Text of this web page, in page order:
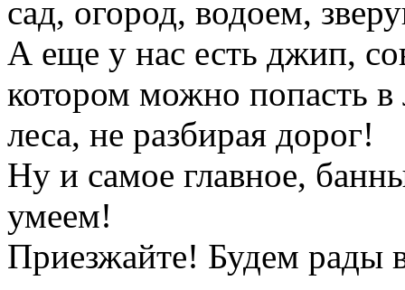
сад, огород, водоем,
А еще у нас есть джип,
котором можно попасть
леса, не разбирая дорог!
Ну и самое главное,
умеем!
Приезжайте! Будем рады